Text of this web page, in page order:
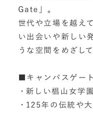
Gate」。
世代や立場を越え
い出会いや新しい
うな空間をめざし
■キャンパスゲー
新しい椙山女学
125年の伝統や